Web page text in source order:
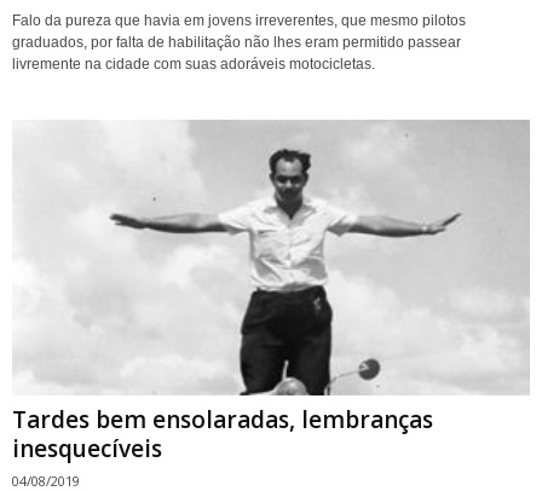
Falo da pureza que havia em jovens irreverentes, que mesmo pilotos
graduados, por falta de habilitação não lhes eram permitido passear
livremente na cidade com suas adoráveis motocicletas.
Tardes bem ensolaradas, lembranças
inesquecíveis
04/08/2019